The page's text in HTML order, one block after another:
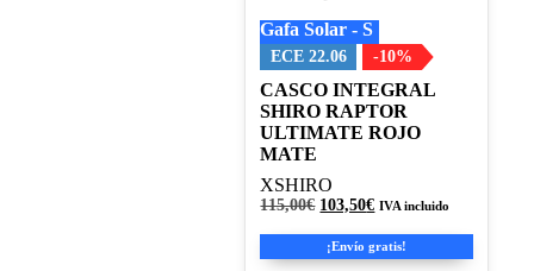
Gafa Solar - S
ECE 22.06 -10%
CASCO INTEGRAL
SHIRO RAPTOR
ULTIMATE ROJO
MATE
XSHIRO
115,00€ El
original
era:
103,50€El
actual
es:
IVA incluido
¡Envío gratis!
elegir
en
la
página
de
producto